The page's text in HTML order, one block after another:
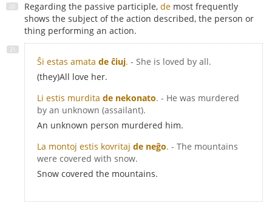
Regarding the passive participle, de most frequently
shows the subject of the action described, the person or
thing performing an action.
Ŝi estas amata de ĉiuj. - She is loved by all.
(they)All love her.
Li estis murdita de nekonato. - He was murdered
by an unknown (assailant).
An unknown person murdered him.
La montoj estis kovritaj de neĝo. - The mountains
were covered with snow.
Snow covered the mountains.